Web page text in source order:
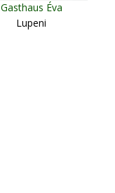
Gasthaus Éva
Lupeni